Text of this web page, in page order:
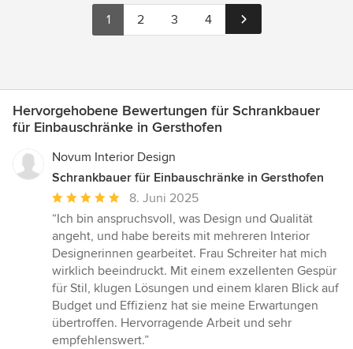
1 2 3 4
Hervorgehobene Bewertungen für Schrankbauer
für Einbauschränke in Gersthofen
Novum Interior Design
Schrankbauer für Einbauschränke in Gersthofen
Durchschnittliche
Bewertung:
5
von
5
Sternen
8. Juni 2025
“Ich bin anspruchsvoll, was Design und Qualität
angeht, und habe bereits mit mehreren Interior
Designerinnen gearbeitet. Frau Schreiter hat mich
wirklich beeindruckt. Mit einem exzellenten Gespür
für Stil, klugen Lösungen und einem klaren Blick auf
Budget und Effizienz hat sie meine Erwartungen
übertroffen. Hervorragende Arbeit und sehr
empfehlenswert.”